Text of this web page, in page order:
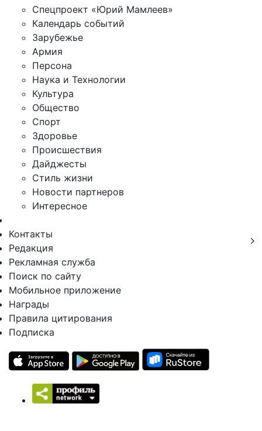
Спецпроект «Юрий Мамлеев»
Календарь событий
Зарубежье
Армия
Персона
Наука и Технологии
Культура
Общество
Спорт
Здоровье
Происшествия
Дайджесты
Стиль жизни
Новости партнеров
Интересное
Контакты
Редакция
Рекламная служба
Поиск по сайту
Мобильное приложение
Награды
Правила цитирования
Подписка